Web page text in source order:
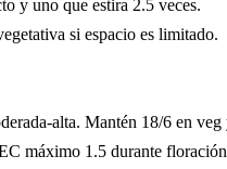
y uno que estira 2.5 veces.
si espacio es limitado.
alta. Mantén 18/6 en veg
máximo 1.5 durante